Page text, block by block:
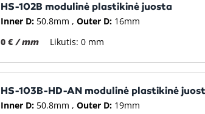
HS-102B modulinė plastikinė juosta
Inner D: 50.8mm Outer D: 16mm
0 € / mm Likutis: 0 mm
HS-103B-HD-AN modulinė plastikinė
Inner D: 50.8mm Outer D: 19mm